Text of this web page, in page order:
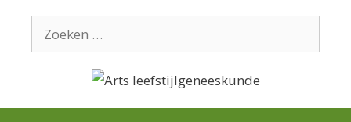
Zoek
naar: